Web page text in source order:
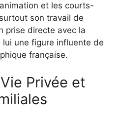
et les courts-
son travail de
prise directe avec la
une figure influente de
française.
Privée et